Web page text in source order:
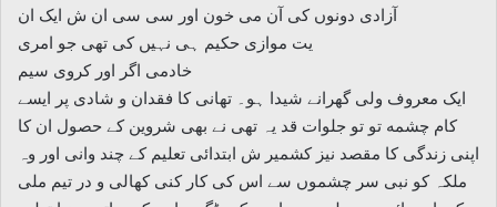
آزادی دونوں کی آن می خون اور سی سی ان ش ایک ان
یت موازی حکیم ہی نہیں کی تھی جو امری
خادمی اگر اور کروی سیم
ایک معروف ولی گھرانے شیدا ہو۔ تھانی کا فقدان و شادی پر ایسے
کام چشمه تو تو جلوات قد یہ تھی نے بھی شروین کے حصول ان کا
اپنی زندگی کا مقصد نیز کشمیر ش ابتدائی تعلیم کے چند وانی اور وہ
ملکہ کو نبی سر چشموں سے اس کی کار کنی کھالی و در تیم ملی